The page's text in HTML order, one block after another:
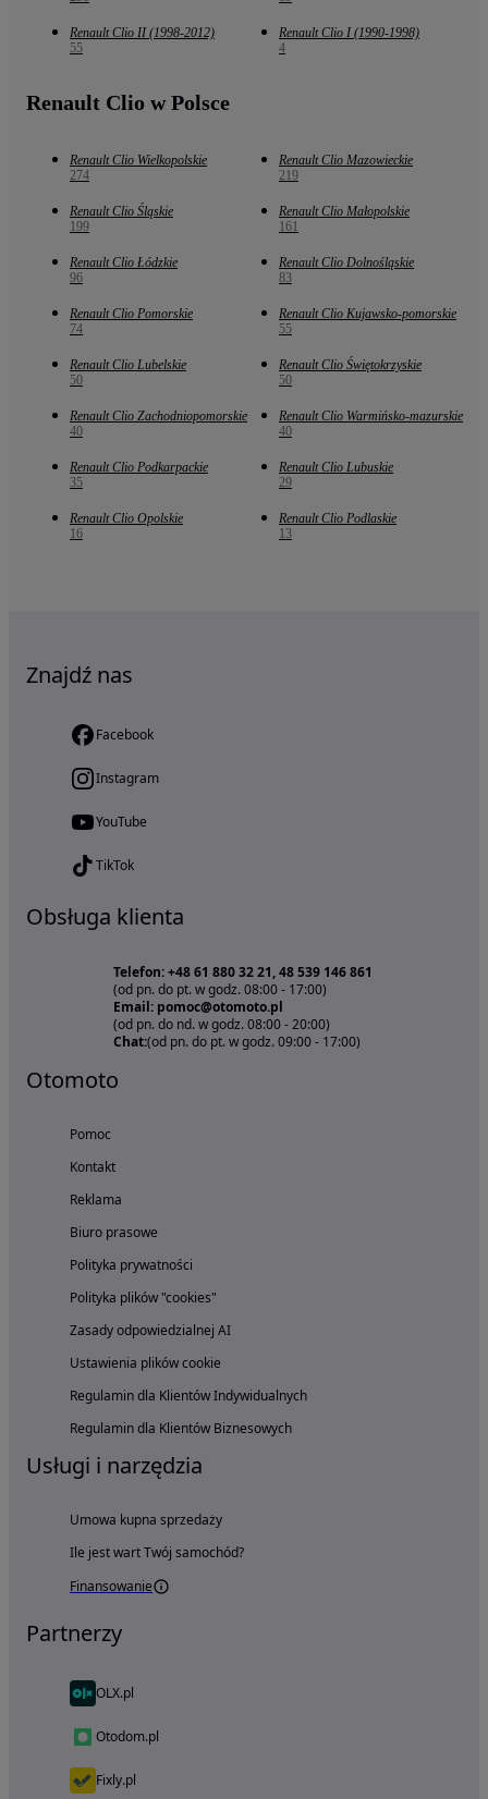
Renault Clio II (1998-2012)
55
Renault Clio I (1990-1998)
4
Renault Clio w Polsce
Renault Clio Wielkopolskie
274
Renault Clio Mazowieckie
219
Renault Clio Śląskie
199
Renault Clio Małopolskie
161
Renault Clio Łódzkie
96
Renault Clio Dolnośląskie
83
Renault Clio Pomorskie
74
Renault Clio Kujawsko-pomorskie
55
Renault Clio Lubelskie
50
Renault Clio Świętokrzyskie
50
Renault Clio Zachodniopomorskie
40
Renault Clio Warmińsko-mazurskie
40
Renault Clio Podkarpackie
35
Renault Clio Lubuskie
29
Renault Clio Opolskie
16
Renault Clio Podlaskie
13
Znajdź nas
Facebook
Instagram
YouTube
TikTok
Obsługa klienta
Telefon: +48 61 880 32 21, 48 539 146 861
(od pn. do pt. w godz. 08:00 - 17:00)
Email: pomoc@otomoto.pl
(od pn. do nd. w godz. 08:00 - 20:00)
Chat:(od pn. do pt. w godz. 09:00 - 17:00)
Otomoto
Pomoc
Kontakt
Reklama
Biuro prasowe
Polityka prywatności
Polityka plików "cookies"
Zasady odpowiedzialnej AI
Ustawienia plików cookie
Regulamin dla Klientów Indywidualnych
Regulamin dla Klientów Biznesowych
Usługi i narzędzia
Umowa kupna sprzedaży
Ile jest wart Twój samochód?
Finansowanie
Partnerzy
OLX.pl
Otodom.pl
Fixly.pl